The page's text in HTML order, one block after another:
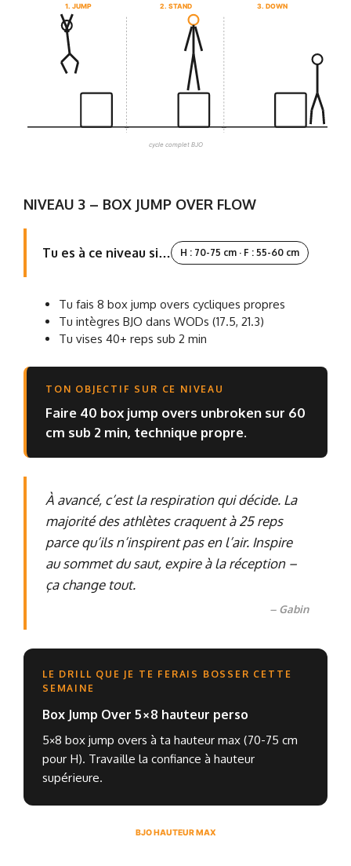
1. JUMP 2. STAND 3. DOWN
cycle complet BJO
NIVEAU 3 – BOX JUMP OVER FLOW
Tu es à ce niveau si… H : 70-75 cm · F : 55-60 cm
Tu fais 8 box jump overs cycliques propres
Tu intègres BJO dans WODs (17.5, 21.3)
Tu vises 40+ reps sub 2 min
TON OBJECTIF SUR CE NIVEAU
Faire 40 box jump overs unbroken sur 60
cm sub 2 min, technique propre.
À avancé, c’est la respiration qui décide. La
majorité des athlètes craquent à 25 reps
parce qu’ils n’inspirent pas en l’air. Inspire
au sommet du saut, expire à la réception –
ça change tout.
– Gabin
LE DRILL QUE JE TE FERAIS BOSSER CETTE
SEMAINE
Box Jump Over 5×8 hauteur perso
5×8 box jump overs à ta hauteur max (70-75 cm
pour H). Travaille la confiance à hauteur
supérieure.
BJO HAUTEUR MAX